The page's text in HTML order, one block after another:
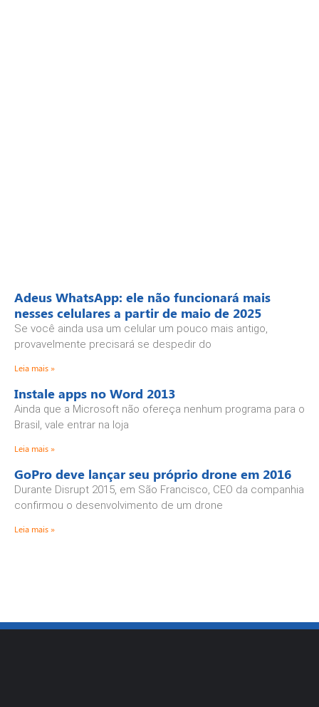
Adeus WhatsApp: ele não funcionará mais
nesses celulares a partir de maio de 2025
Se você ainda usa um celular um pouco mais antigo,
provavelmente precisará se despedir do
Leia mais »
Instale apps no Word 2013
Ainda que a Microsoft não ofereça nenhum programa para o
Brasil, vale entrar na loja
Leia mais »
GoPro deve lançar seu próprio drone em 2016
Durante Disrupt 2015, em São Francisco, CEO da companhia
confirmou o desenvolvimento de um drone
Leia mais »